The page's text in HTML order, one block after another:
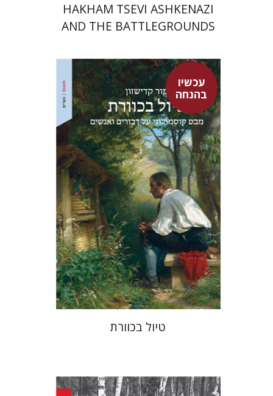
HAKHAM TSEVI ASHKENAZI
AND THE BATTLEGROUNDS
RABBINATE
עכשיו
בהנחהמור קדישזון
עכשיו בהנחה
$46
$34
טיול בכוורת